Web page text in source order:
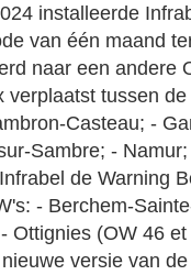
installeerde
van één maand
naar een andere
verplaatst tussen
Casteau; -
Sambre; -
de Warning
- Berchem-
Ottignies (OW 46
versie van